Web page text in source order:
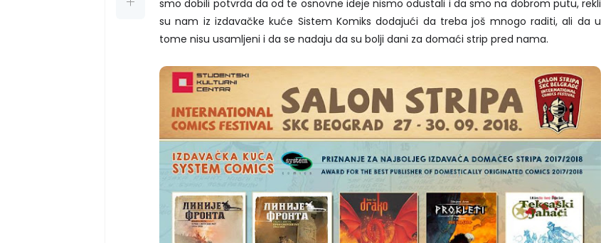
smo dobili potvrda da od te osnovne ideje nismo odustali i da smo na dobrom putu, rekli
su nam iz izdavačke kuće Sistem Komiks dodajući da treba još mnogo raditi, ali da u
tome nisu usamljeni i da se nadaju da su bolji dani za domaći strip pred nama.